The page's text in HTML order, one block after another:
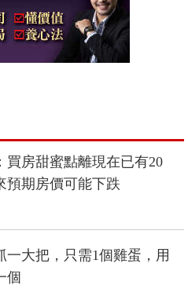
買房甜蜜點離現在已有20
預期房價可能下跌
一大把，只需1個雞蛋，用
個